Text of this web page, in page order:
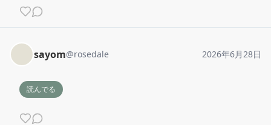
sayom@rosedale 2026年6月28日
読んでる